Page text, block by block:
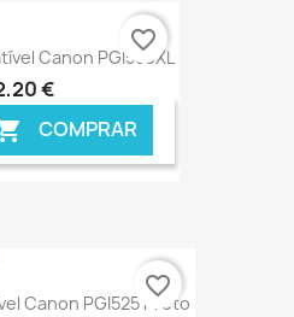
€ ONLINE
Canon PGI550XL
€
COMPRAR
€ ONLINE
favorite_border
Canon PGI525 Preto
favorite_border